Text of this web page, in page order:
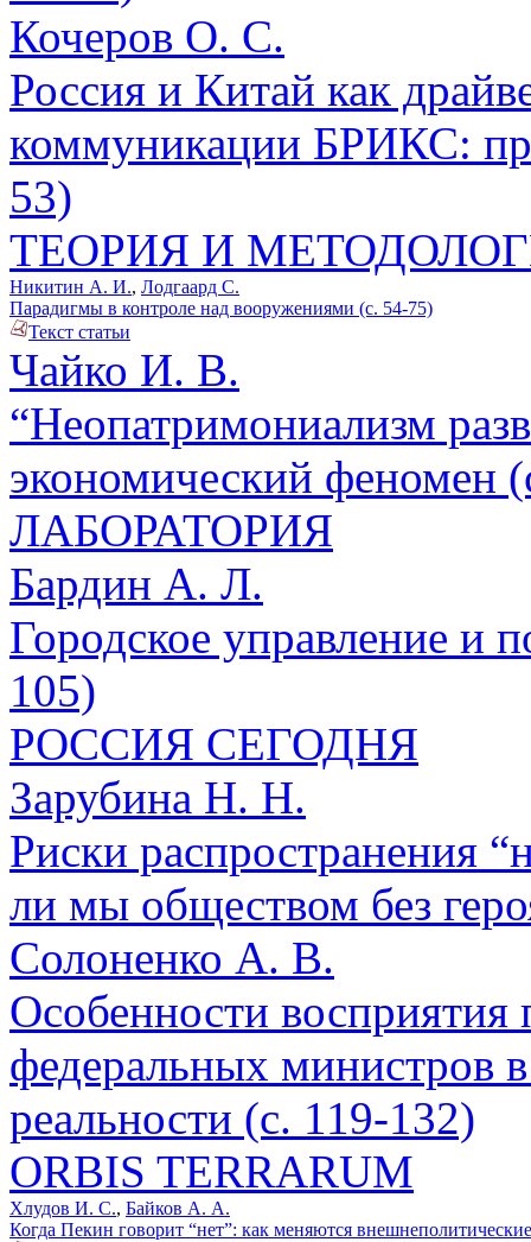
Кочеров О. С.
Россия и Китай как
коммуникации БРИКС:
53)
ТЕОРИЯ И
Никитин А. И., Лодгаард С.
Парадигмы в контроле над вооружениями (с. 54-75)
Текст статьи
Чайко И. В.
“Неопатримониализм
экономический феномен
ЛАБОРАТОРИЯ
Бардин А. Л.
Городское управление и
105)
РОССИЯ СЕГОДНЯ
Зарубина Н. Н.
Риски распространения
ли мы обществом без
Солоненко А. В.
Особенности восприятия
федеральных министров
реальности (с. 119-132)
ORBIS TERRARUM
Хлудов И. С., Байков А. А.
Когда Пекин говорит “нет”: как меняются